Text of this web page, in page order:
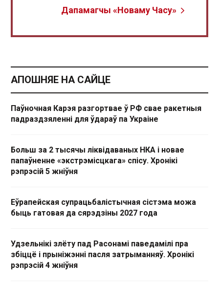
Дапамагчы «Новаму Часу»
АПОШНЯЕ НА САЙЦЕ
Паўночная Карэя разгортвае ў РФ свае ракетныя
падраздзяленні для ўдараў па Украіне
Больш за 2 тысячы ліквідаваных НКА і новае
папаўненне «экстрэмісцкага» спісу. Хронікі
рэпрэсій 5 жніўня
Еўрапейская супрацьбалістычная сістэма можа
быць гатовая да сярэдзіны 2027 года
Удзельнікі злёту пад Расонамі паведамілі пра
збіццё і прыніжэнні пасля затрыманняў. Хронікі
рэпрэсій 4 жніўня